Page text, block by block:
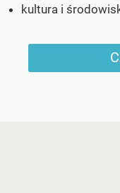
kultura i